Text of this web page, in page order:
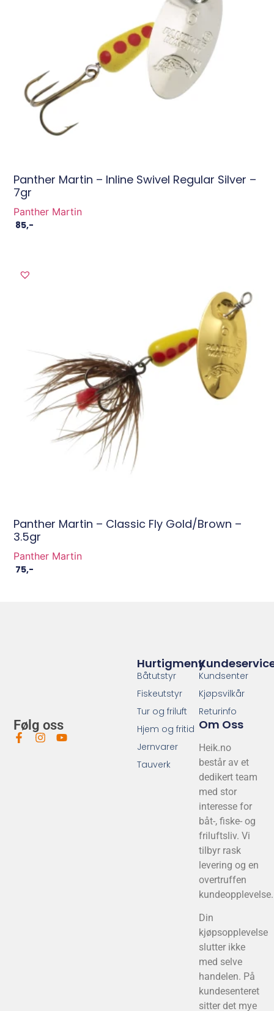
Panther Martin – Inline Swivel Regular Silver –
7gr
Panther Martin
85,-
Panther Martin – Classic Fly Gold/Brown –
3.5gr
Panther Martin
75,-
Følg oss
Kundsenter
Kjøpsvilkår
Returinfo
Om Oss
Heik.no
består av et
dedikert team
med stor
interesse for
båt-, fiske- og
friluftsliv. Vi
tilbyr rask
levering og en
overtruffen
kundeopplevelse.
Din
kjøpsopplevelse
slutter ikke
med selve
handelen. På
kundesenteret
sitter det mye
Hurtigmeny
Båtutstyr
Fiskeutstyr
Tur og friluft
Hjem og fritid
Jernvarer
Tauverk